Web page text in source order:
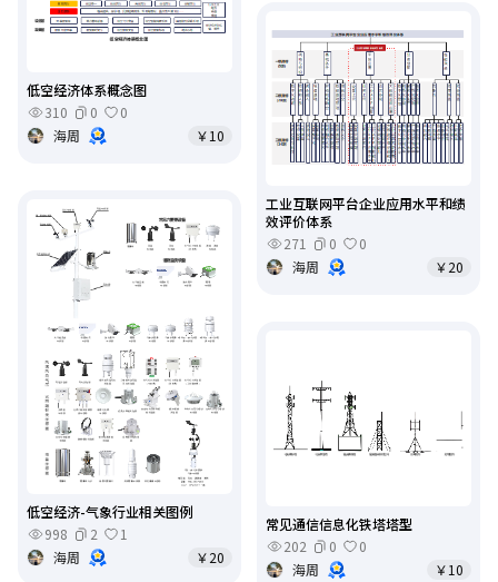
低空经济体系概念图
310
0
0
海周
￥10
工业互联网平台企业应用水平和绩
效评价体系
271
0
0
海周
￥20
低空经济-气象行业相关图例
998
2
1
海周
￥20
常见通信信息化铁塔塔型
202
0
0
海周
￥10